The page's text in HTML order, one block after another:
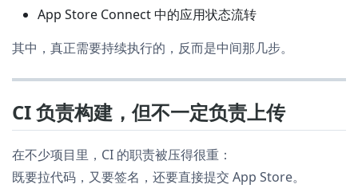
App Store Connect 中的应用状态流转
其中，真正需要持续执行的，反而是中间那几步。
CI 负责构建，但不一定负责上传
在不少项目里，CI 的职责被压得很重：
既要拉代码，又要签名，还要直接提交 App Store。